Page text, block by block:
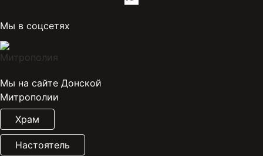
Мы в соцсетях
Мы на сайте Донской
Митрополии
Храм
Настоятель